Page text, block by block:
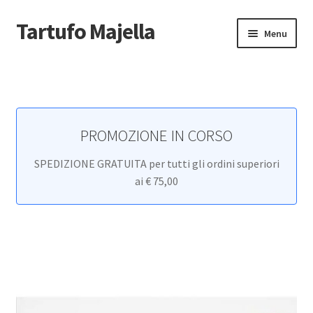
Vai
alla
Vai
al
Tartufo Majella Menu
PROMOZIONE IN CORSO
SPEDIZIONE GRATUITA per tutti gli ordini superiori
ai € 75,00